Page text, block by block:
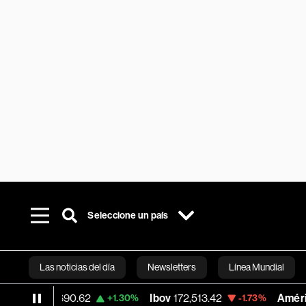
Seleccione un país
Las noticias del día Newsletters Línea Mundial
Bloomberg
26,690.62 +1.30% Ibov 172,513.42 -1.73% América Móvil